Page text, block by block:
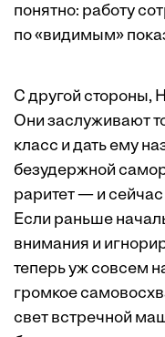
понятно: работу
по «видимым»
С другой стороны,
Они заслуживают
класс и дать ему
безудержной
раритет — и
Если раньше
внимания и
теперь уж совсем
громкое
свет встречной